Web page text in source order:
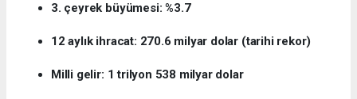
3. çeyrek büyümesi: %3.7
12 aylık ihracat: 270.6 milyar dolar (tarihi rekor)
Milli gelir: 1 trilyon 538 milyar dolar